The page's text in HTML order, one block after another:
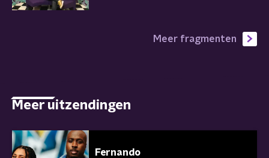
Meer fragmenten
Meer uitzendingen
Fernando